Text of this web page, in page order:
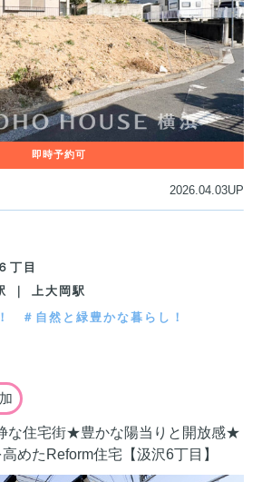
2026.04.03UP
丁目
｜ 上大岡駅
＃自然と緑豊かな暮らし！
な住宅街★豊かな陽当りと開放感★
めたReform住宅【汲沢6丁目】